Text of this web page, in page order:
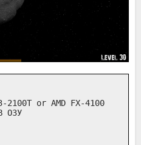
or AMD FX-4100
ОЗУ